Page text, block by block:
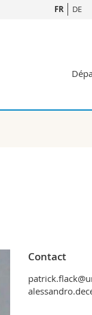
FR DE
Contact